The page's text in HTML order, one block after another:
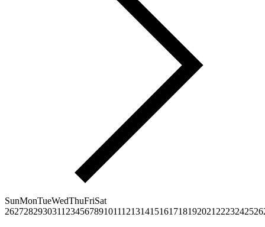
SunMonTueWedThuFriSat
2627282930311 23456789101112131415161718192021 2223242526